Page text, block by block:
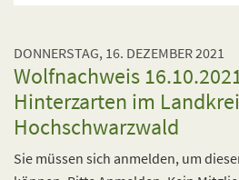
DONNERSTAG, 16. DEZEMBER 2021
Wolfnachweis
Hinterzarten im
Hochschwarzwald
Sie müssen sich anmelden, um